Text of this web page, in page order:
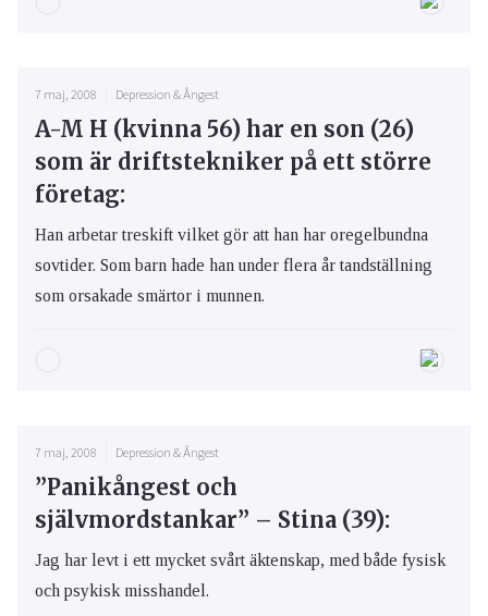
7 maj, 2008 Depression & Ångest
A-M H (kvinna 56) har en son (26)
som är driftstekniker på ett större
företag:
Han arbetar treskift vilket gör att han har oregelbundna
sovtider. Som barn hade han under flera år tandställning
som orsakade smärtor i munnen.
7 maj, 2008 Depression & Ångest
”Panikångest och
självmordstankar” – Stina (39):
Jag har levt i ett mycket svårt äktenskap, med både fysisk
och psykisk misshandel.